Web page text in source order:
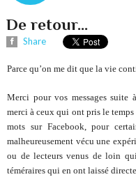
De retour...
Share
Parce qu’on me dit que la vie
Merci pour vos messages
merci à ceux qui ont pris le temps
mots sur Facebook, pour
malheureusement vécu une
ou de lecteurs venus de loin
téméraires qui en ont laissé